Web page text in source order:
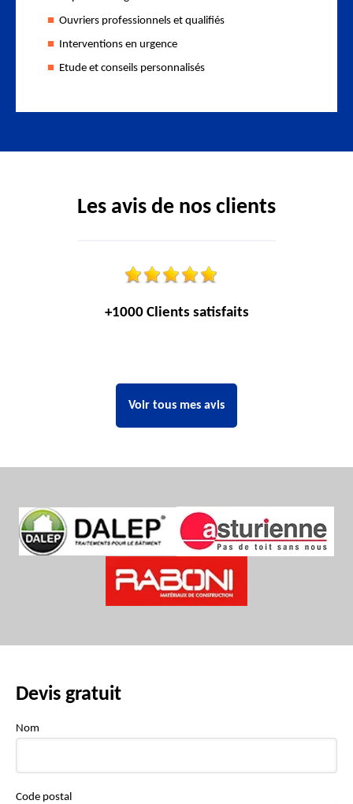
Ouvriers professionnels et qualifiés
Interventions en urgence
Etude et conseils personnalisés
Les avis de nos clients
+1000 Clients satisfaits
Voir tous mes avis
Devis gratuit
Nom
Code postal